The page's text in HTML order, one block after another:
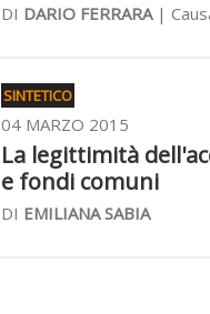
DI DARIO FERRARA|
SINTETICO
04 MARZO 2015
La legittimità
e fondi comuni
DI EMILIANA SABIA